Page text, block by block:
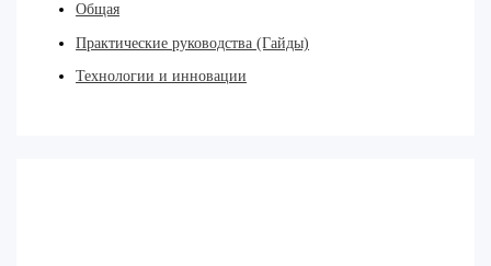
Общая
Практические руководства (Гайды)
Технологии и инновации